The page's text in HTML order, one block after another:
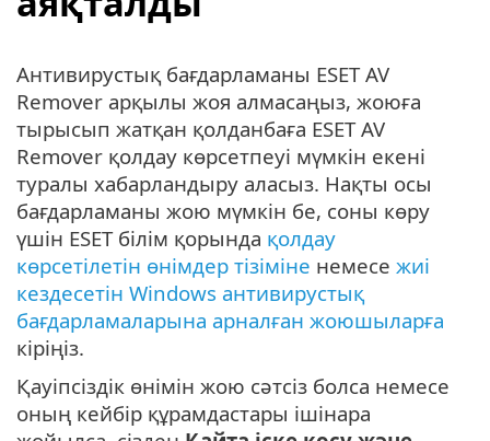
Антивирустық бағдарламаны ESET AV
Remover арқылы жоя алмасаңыз, жоюға
тырысып жатқан қолданбаға ESET AV
Remover қолдау көрсетпеуі мүмкін екені
туралы хабарландыру аласыз. Нақты осы
бағдарламаны жою мүмкін бе, соны көру
үшін ESET білім қорында қолдау
көрсетілетін өнімдер тізіміне немесе жиі
кездесетін Windows антивирустық
бағдарламаларына арналған жоюшыларға
кіріңіз.
Қауіпсіздік өнімін жою сәтсіз болса немесе
оның кейбір құрамдастары ішінара